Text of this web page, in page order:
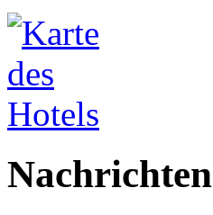
Nachrichten